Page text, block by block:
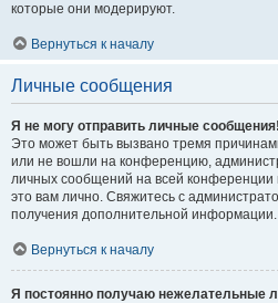
которые они модерируют.
Вернуться к началу
Личные сообщения
Я не могу отправить личные сообщения!
Это может быть вызвано тремя
или не вошли на конференцию,
личных сообщений на всей
это вам лично. Свяжитесь с
получения дополнительной информации.
Вернуться к началу
Я постоянно получаю нежелательные